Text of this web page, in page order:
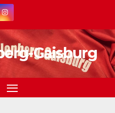
Gaisburg